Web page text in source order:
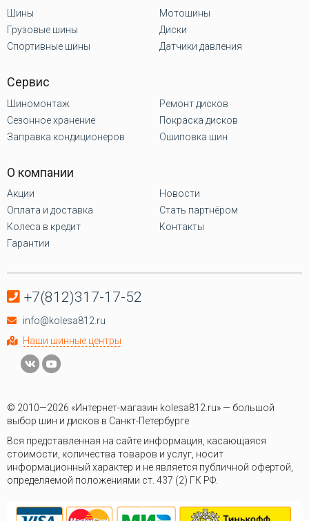
Шины
Грузовые шины
Спортивные шины
Мотошины
Диски
Датчики давления
Сервис
Шиномонтаж
Сезонное хранение
Заправка кондиционеров
Ремонт дисков
Покраска дисков
Ошиповка шин
О компании
Акции
Оплата и доставка
Колеса в кредит
Гарантии
Новости
Стать партнёром
Контакты
+7(812)317-17-52
info@kolesa812.ru
Наши шинные центры
© 2010—2026 «Интернет-магазин kolesa812.ru» — большой
выбор шин и дисков в Санкт-Петербурге
Вся представленная на сайте информация, касающаяся
стоимости, количества товаров и услуг, носит
информационный характер и не является публичной офертой,
определяемой положениями ст. 437 (2) ГК РФ.